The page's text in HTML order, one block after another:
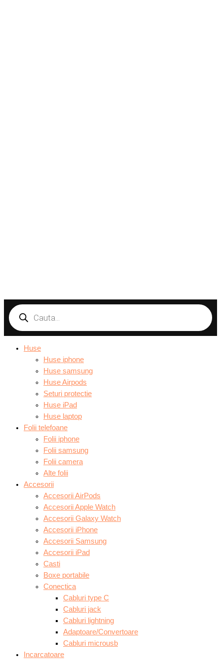
search
Huse
Huse iphone
Huse samsung
Huse Airpods
Seturi protectie
Huse iPad
Huse laptop
Folii telefoane
Folii iphone
Folii samsung
Folii camera
Alte folii
Accesorii
Accesorii AirPods
Accesorii Apple Watch
Accesorii Galaxy Watch
Accesorii iPhone
Accesorii Samsung
Accesorii iPad
Casti
Boxe portabile
Conectica
Cabluri type C
Cabluri jack
Cabluri lightning
Adaptoare/Convertoare
Cabluri microusb
Incarcatoare